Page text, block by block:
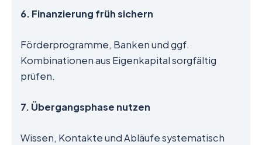
6. Finanzierung früh sichern
Förderprogramme, Banken und ggf.
Kombinationen aus Eigenkapital sorgfältig
prüfen.
7. Übergangsphase nutzen
Wissen, Kontakte und Abläufe systematisch